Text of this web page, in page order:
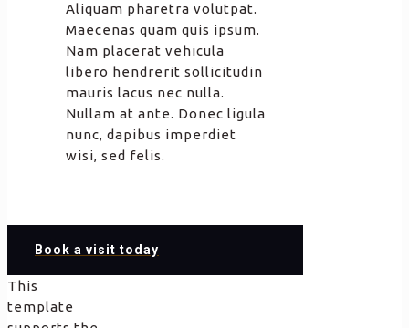
Aliquam pharetra volutpat.
Maecenas quam quis ipsum.
Nam placerat vehicula
libero hendrerit sollicitudin
mauris lacus nec nulla.
Nullam at ante. Donec ligula
nunc, dapibus imperdiet
wisi, sed felis.
Book a visit today
This
template